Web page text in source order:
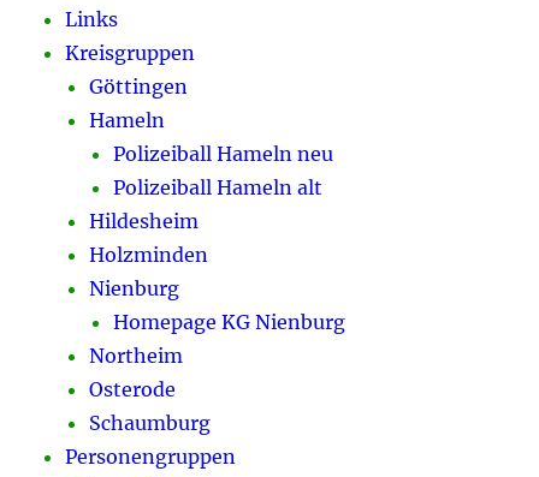
Links
Kreisgruppen
Göttingen
Hameln
Polizeiball Hameln neu
Polizeiball Hameln alt
Hildesheim
Holzminden
Nienburg
Homepage KG Nienburg
Northeim
Osterode
Schaumburg
Personengruppen